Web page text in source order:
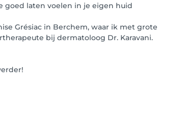
goed laten voelen in je eigen huid
Grésiac in Berchem, waar ik met grote
bij dermatoloog Dr. Karavani.